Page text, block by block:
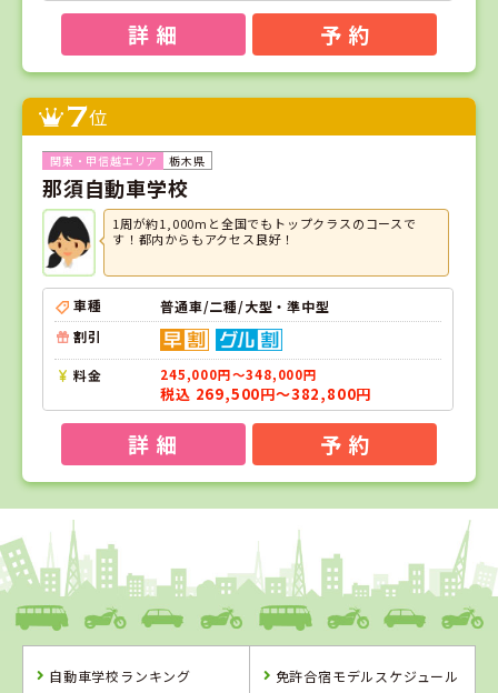
詳 細 予 約
7位
栃木県
那須自動車学校
1周が約1,000mと全国でもトップクラスのコースで
す！都内からもアクセス良好！
車種
普通車/二種/大型・準中型
割引
料金 245,000円～348,000円
税込 269,500円～382,800円
詳 細 予 約
1
千葉県
千葉マリーナドライビングスクール
自動車学校ランキング 免許合宿モデルスケジュール